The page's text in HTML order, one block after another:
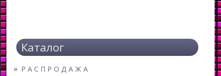
Каталог
Р А С П Р О Д А Ж А